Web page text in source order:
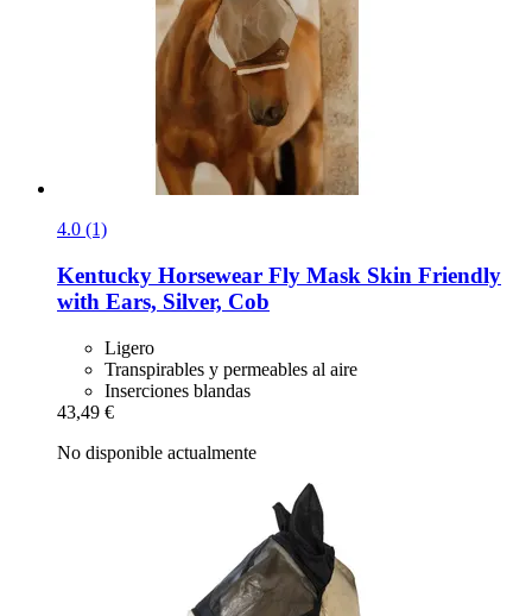
4.0 (1)
Kentucky Horsewear Fly Mask Skin Friendly
with Ears, Silver, Cob
Ligero
Transpirables y permeables al aire
Inserciones blandas
43,49 €
No disponible actualmente